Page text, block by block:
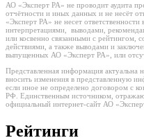
АО «Эксперт РА» не проводит аудита
отчётности и иных данных и не несёт
«Эксперт РА» не несет
интерпретациями, выводами,
или косвенно связанными с
действиями, а также выводами и
выпущенных АО «Эксперт РА», или
Представленная информация актуальна
вносить изменения в представленную
если иное не определено договором с
РФ. Единственным источником,
официальный интернет-сайт АО
Рейтинги